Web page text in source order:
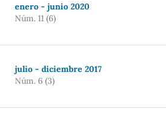
enero - junio 2020
Núm. 11 (6)
julio - diciembre 2017
Núm. 6 (3)